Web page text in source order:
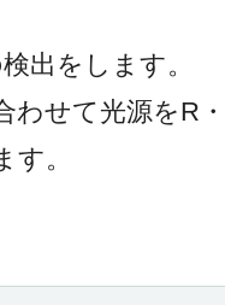
出をします。
せて光源をR
。